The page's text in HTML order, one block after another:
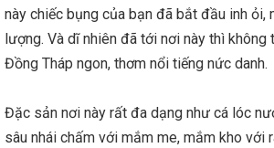
này chiếc bụng của bạn đã bắt đầu inh ỏi,
lượng. Và dĩ nhiên đã tới nơi này thì
Đồng Tháp ngon, thơm nổi tiếng nức danh.
Đặc sản nơi này rất đa dạng như cá lóc
sâu nhái chấm với mắm me, mắm kho với